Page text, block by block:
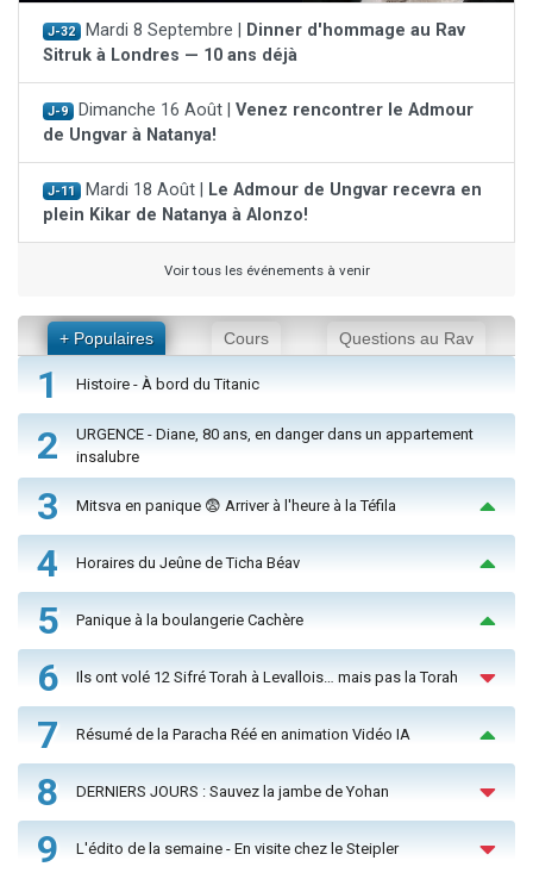
J-32 Mardi 8 Septembre |
Dinner d'hommage au Rav
Sitruk à Londres — 10 ans déjà
J-9 Dimanche 16 Août | Venez rencontrer le Admour
de Ungvar à Natanya!
J-11 Mardi 18 Août |
Le Admour de Ungvar recevra en
plein Kikar de Natanya à Alonzo!
Voir tous les événements à venir
+ Populaires Cours Questions au Rav
1 Histoire - À bord du Titanic
2
URGENCE - Diane, 80 ans, en danger dans un appartement
insalubre
3 Mitsva en panique 😨 Arriver à l'heure à la Téfila
4 Horaires du Jeûne de Ticha Béav
5 Panique à la boulangerie Cachère
6 Ils ont volé 12 Sifré Torah à Levallois… mais pas la Torah
7 Résumé de la Paracha Réé en animation Vidéo IA
8 DERNIERS JOURS : Sauvez la jambe de Yohan
9 L'édito de la semaine - En visite chez le Steipler